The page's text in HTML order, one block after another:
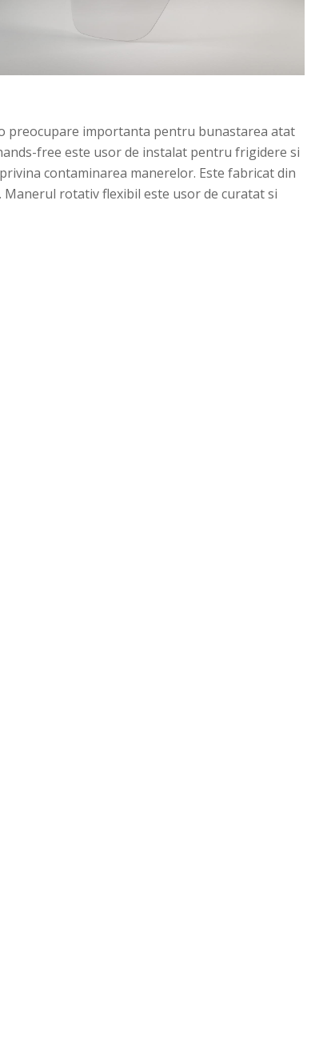
preocupare importanta pentru bunastarea atat
free este usor de instalat pentru frigidere si
contaminarea manerelor. Este fabricat din
rotativ flexibil este usor de curatat si